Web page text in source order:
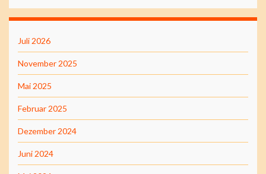
Juli 2026
November 2025
Mai 2025
Februar 2025
Dezember 2024
Juni 2024